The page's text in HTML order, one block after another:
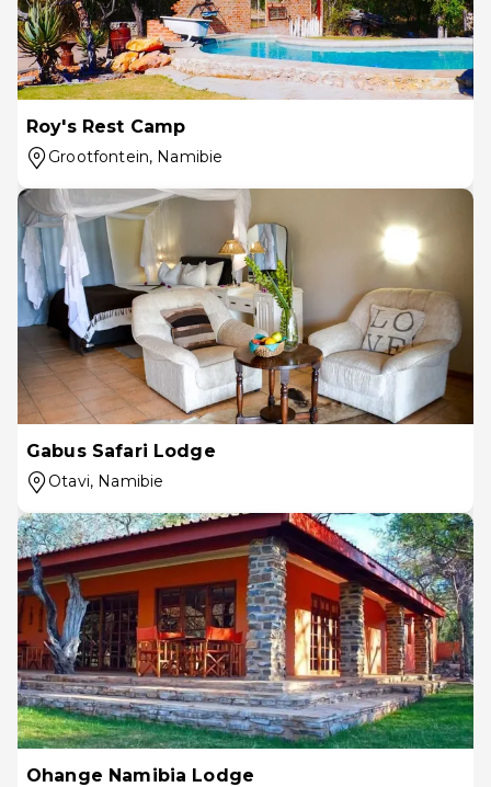
Roy's Rest Camp
Grootfontein, Namibie
Gabus Safari Lodge
Otavi, Namibie
Ohange Namibia Lodge